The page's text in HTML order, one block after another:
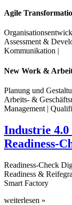
Agile
Assessment &
Kommunikation |
New Work &
Planung und
Arbeits- &
Management |
Industrie
Readiness-
Readiness-Check
Readiness &
Smart Factory
weiterlesen »